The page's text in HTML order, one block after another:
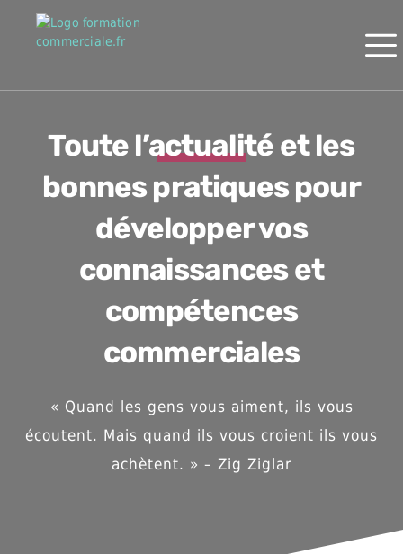
Toute l’actualité et les
bonnes pratiques pour
développer vos
connaissances et
compétences
commerciales
« Quand les gens vous aiment, ils vous
écoutent. Mais quand ils vous croient ils vous
achètent. » – Zig Ziglar